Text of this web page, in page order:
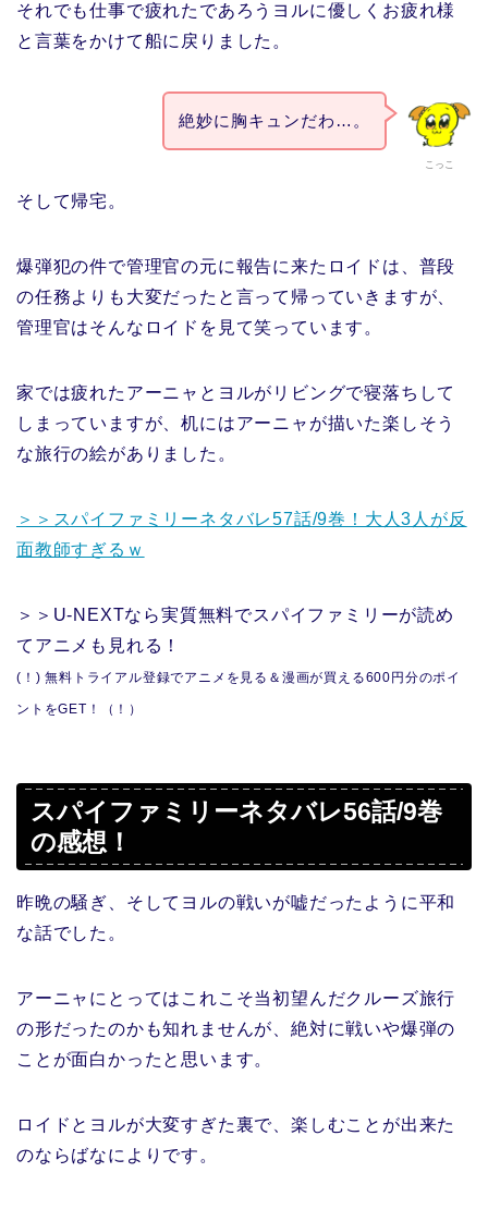
それでも仕事で疲れたであろうヨルに優しくお疲れ様
と言葉をかけて船に戻りました。
こっこ
絶妙に胸キュンだわ…。
そして帰宅。
爆弾犯の件で管理官の元に報告に来たロイドは、普段
の任務よりも大変だったと言って帰っていきますが、
管理官はそんなロイドを見て笑っています。
家では疲れたアーニャとヨルがリビングで寝落ちして
しまっていますが、机にはアーニャが描いた楽しそう
な旅行の絵がありました。
＞＞スパイファミリーネタバレ57話/9巻！大人3人が反
面教師すぎるｗ
＞＞U-NEXTなら実質無料でスパイファミリーが読め
てアニメも見れる！
(！) 無料トライアル登録でアニメを見る＆漫画が買える600円分のポイ
ントをGET！（！）
スパイファミリーネタバレ56話/9巻
の感想！
昨晩の騒ぎ、そしてヨルの戦いが嘘だったように平和
な話でした。
アーニャにとってはこれこそ当初望んだクルーズ旅行
の形だったのかも知れませんが、絶対に戦いや爆弾の
ことが面白かったと思います。
ロイドとヨルが大変すぎた裏で、楽しむことが出来た
のならばなによりです。